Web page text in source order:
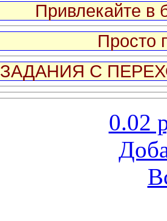
Привлекайте в
Просто
ЗАДАНИЯ С
0.02